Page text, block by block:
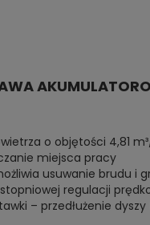
o objętości 4,81
miejsca pracy
usuwanie brudu i
regulacji
– przedłużenie